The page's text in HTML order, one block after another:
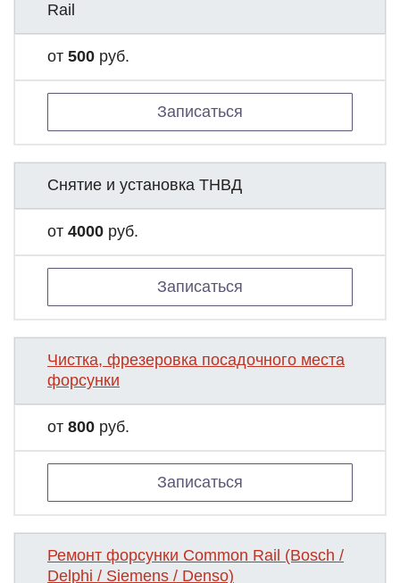
Rail
от 500 руб.
Записаться
Снятие и установка ТНВД
от 4000 руб.
Записаться
Чистка, фрезеровка посадочного места
форсунки
от 800 руб.
Записаться
Ремонт форсунки Common Rail (Bosch /
Delphi / Siemens / Denso)